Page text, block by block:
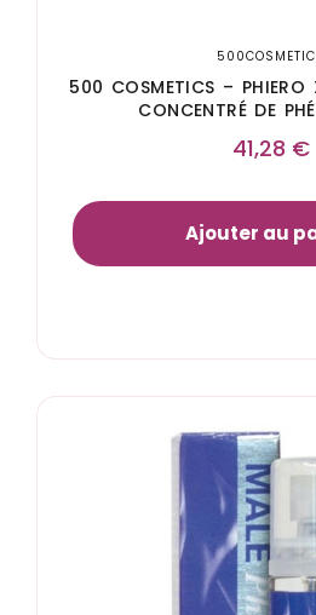
500 COSMETICS – PHIERO
CONCENTRÉ DE
41,28 €
Ajouter au